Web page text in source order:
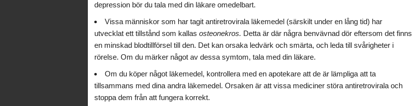
depression bör du tala med din läkare omedelbart.
Vissa människor som har tagit antiretrovirala läkemedel (särskilt under en lång tid) har
utvecklat ett tillstånd som kallas osteonekros. Detta är där några benvävnad dör eftersom det finns
en minskad blodtillförsel till den. Det kan orsaka ledvärk och smärta, och leda till svårigheter i
rörelse. Om du märker något av dessa symtom, tala med din läkare.
Om du köper något läkemedel, kontrollera med en apotekare att de är lämpliga att ta
tillsammans med dina andra läkemedel. Orsaken är att vissa mediciner störa antiretrovirala och
stoppa dem från att fungera korrekt.